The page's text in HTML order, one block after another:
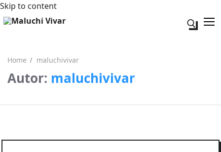
Skip to content
Search for:
Acerca de mi
Home maluchivivar
Autor: maluchivivar